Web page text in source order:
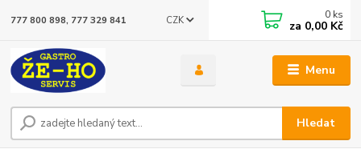
Menu
CZK
Hledat
777 800 898, 777 329 841 0 ks
za 0,00 Kč